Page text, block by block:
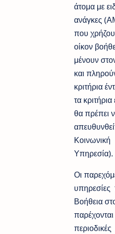
άτομα με
ανάγκες
που
οίκον
μένουν
και
κριτήρια
τα κριτήρια
θα πρέπει
Κοινωνική
Υπηρεσία).
Οι
υπηρεσίες
Βοήθεια
περιοδικές